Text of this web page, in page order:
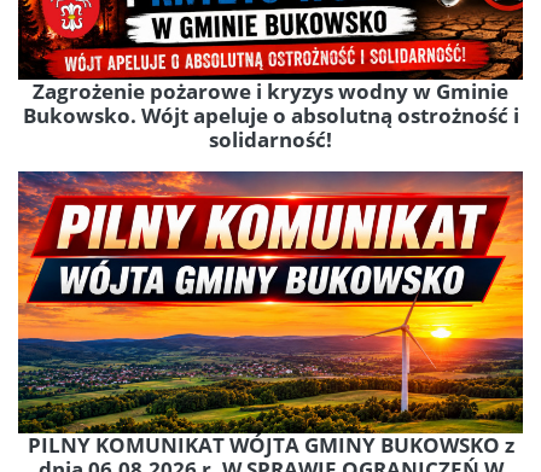
Zagrożenie pożarowe i kryzys wodny w Gminie
Bukowsko. Wójt apeluje o absolutną ostrożność i
solidarność!
PILNY KOMUNIKAT WÓJTA GMINY BUKOWSKO z